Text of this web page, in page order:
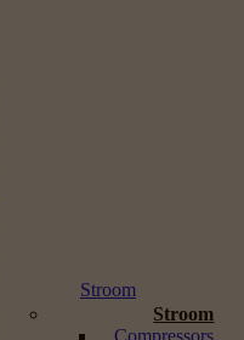
Stroom
Stroom
Compressors